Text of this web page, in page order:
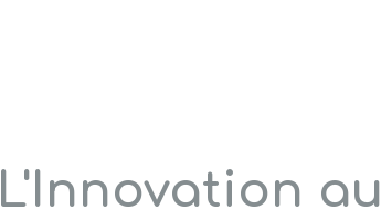
L'Innovation au